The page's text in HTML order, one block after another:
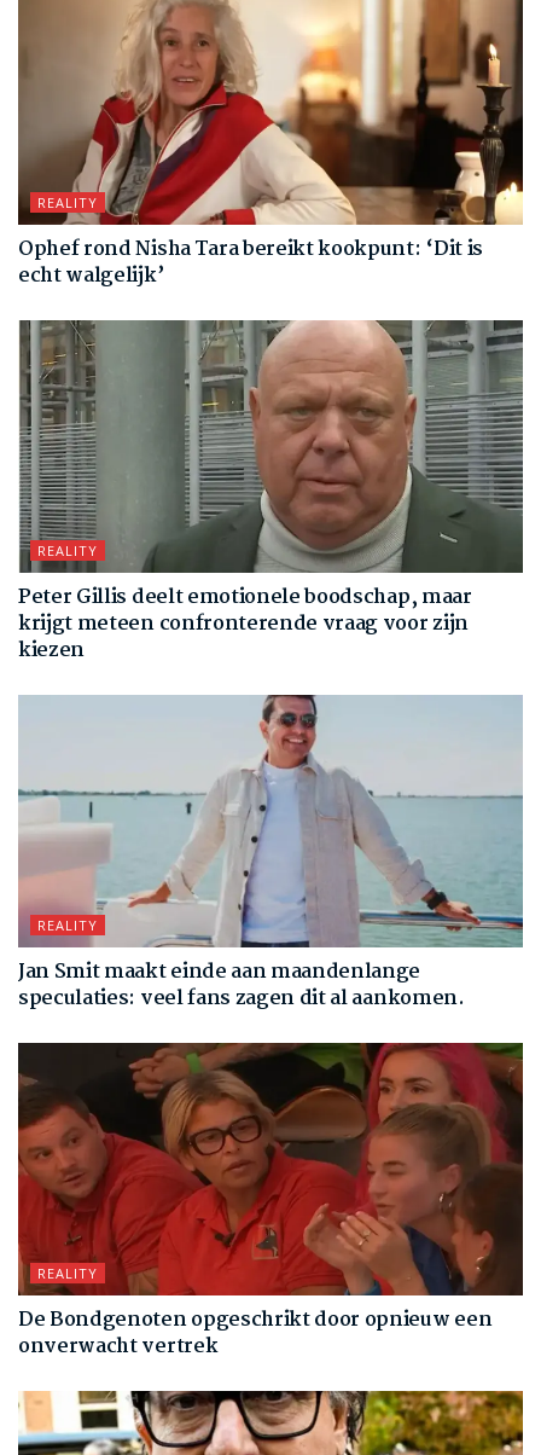
REALITY
Ophef rond Nisha Tara bereikt kookpunt: ‘Dit is
echt walgelijk’
REALITY
Peter Gillis deelt emotionele boodschap, maar
krijgt meteen confronterende vraag voor zijn
kiezen
REALITY
Jan Smit maakt einde aan maandenlange
speculaties: veel fans zagen dit al aankomen.
REALITY
De Bondgenoten opgeschrikt door opnieuw een
onverwacht vertrek